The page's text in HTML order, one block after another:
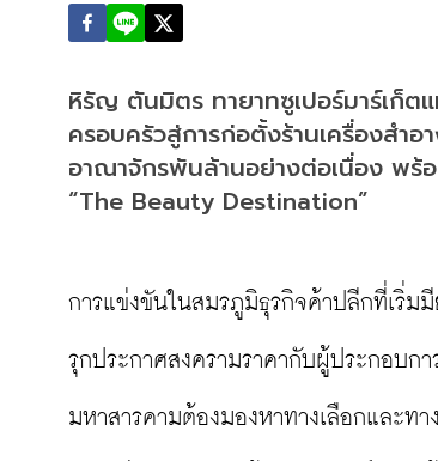
หิรัญ ตันมิตร ทายาทซูเปอร์มาร์เก็ต
ครอบครัวสู่การก่อตั้งร้านเครื่องส
อาณาจักรพันล้านอย่างต่อเนื่อง พร้
“The Beauty Destination”
การแข่งขันในสมรภูมิธุรกิจค้าปลีกที่เริ่ม
รุกประกาศสงครามราคากับผู้ประกอบก
มหาสารคามต้องมองหาทางเลือกและท